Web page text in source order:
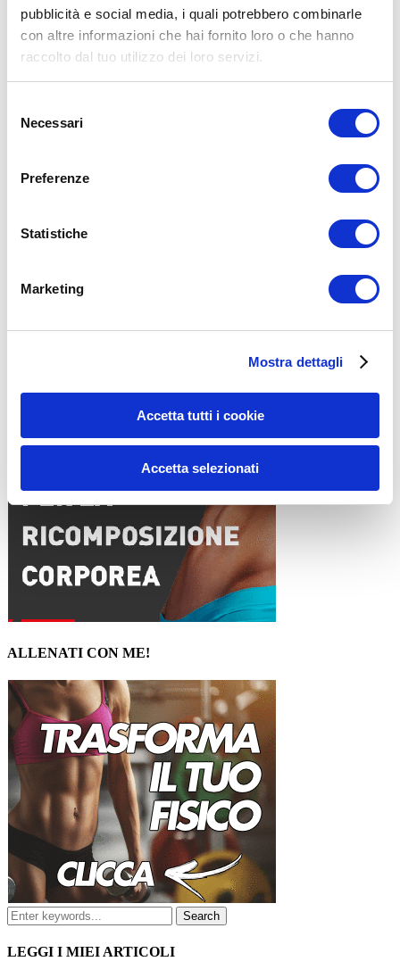
pubblicità e social media, i quali potrebbero combinarle
con altre informazioni che hai fornito loro o che hanno
raccolto dal tuo utilizzo dei loro servizi.
delNecessari
Preferenze
Statistiche
Marketing
Mostra dettagli
Accetta tutti i cookie
Accetta selezionati
addominalicore
ADD COMMENT
Nome*
ALLENATI CON ME!
LEGGI I MIEI ARTICOLI